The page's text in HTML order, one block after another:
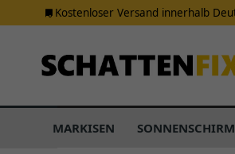
Kostenloser Versand innerhalb
MARKISEN